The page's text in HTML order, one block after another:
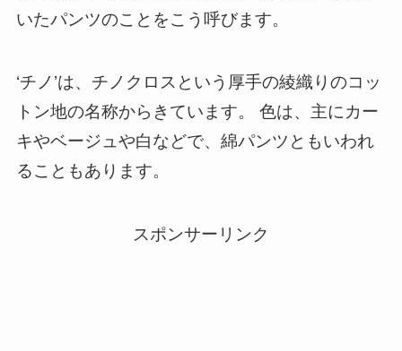
いたパンツのことをこう呼びます。
‘チノ’は、チノクロスという厚手の綾織りのコッ
トン地の名称からきています。 色は、主にカー
キやベージュや白などで、綿パンツともいわれ
ることもあります。
スポンサーリンク